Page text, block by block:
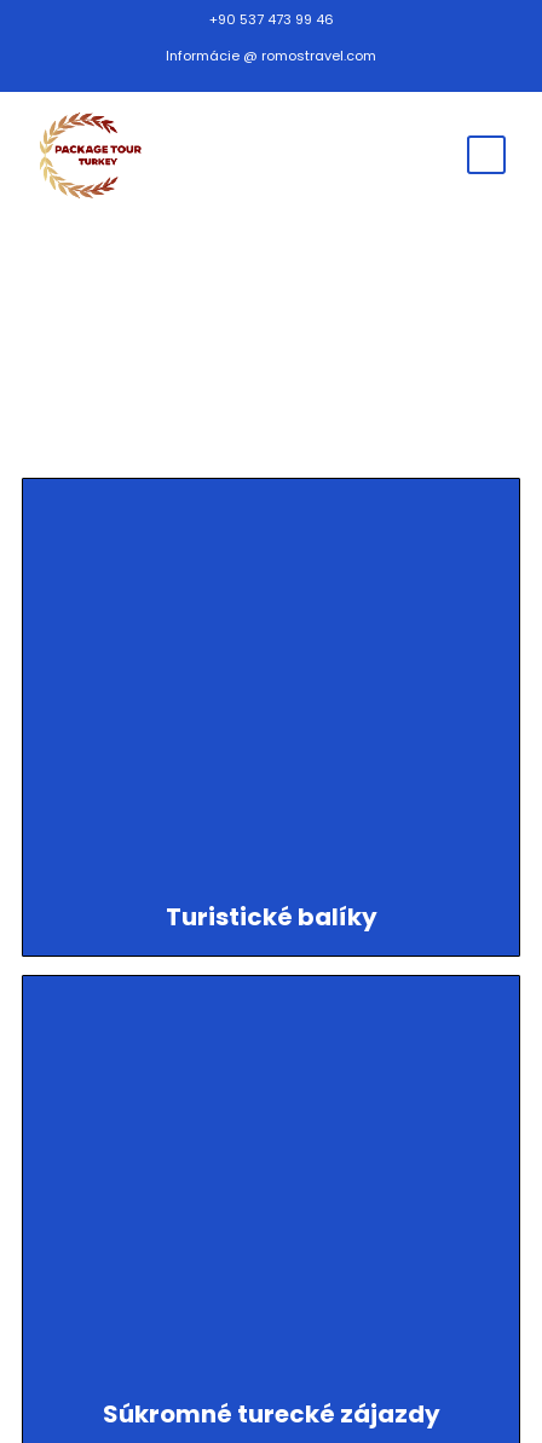
+90 537 473 99 46
Informácie @ romostravel.com
Turistické balíky
Súkromné turecké zájazdy